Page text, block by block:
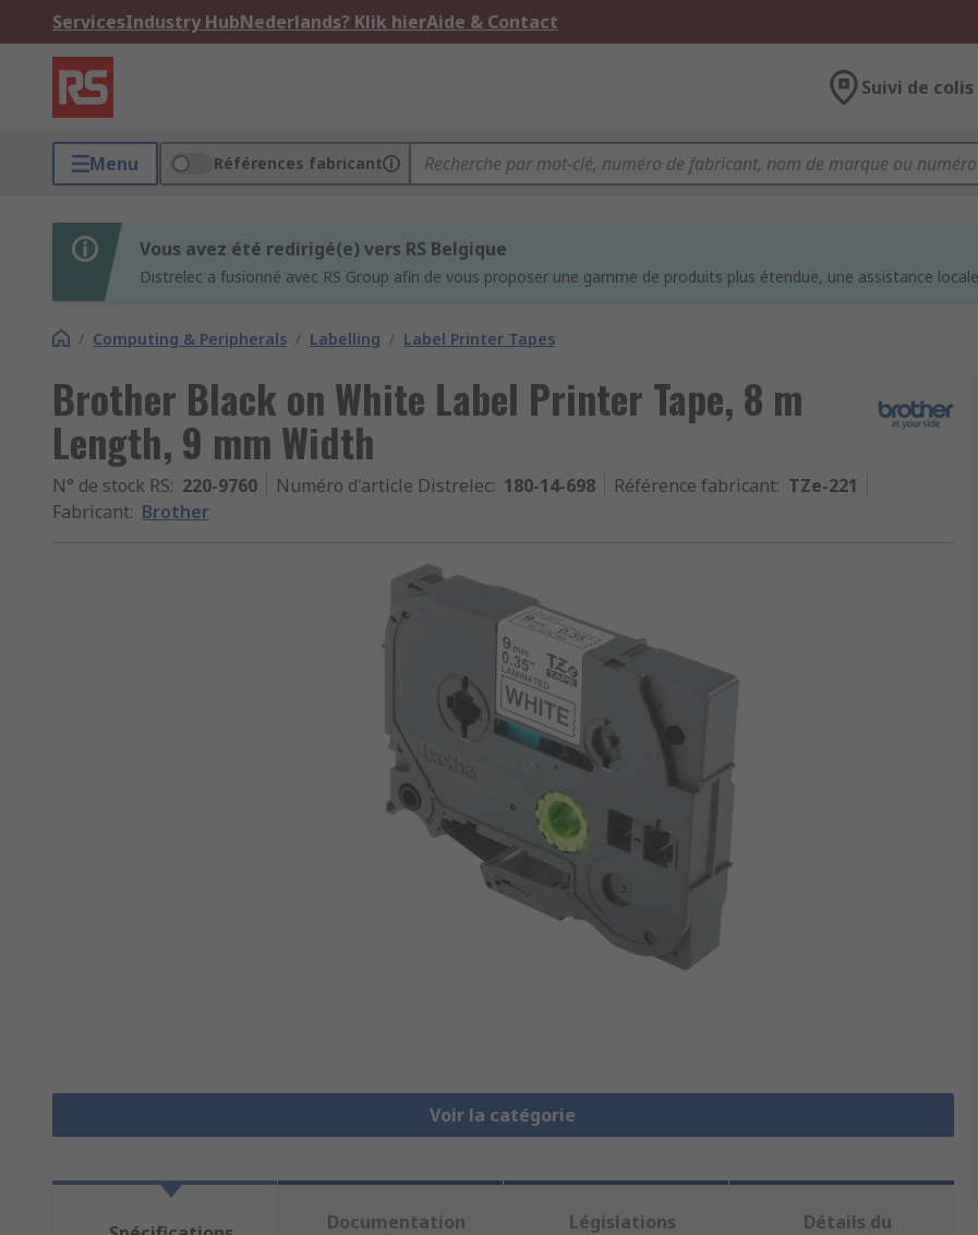
ServicesIndustry HubNederlands? Klik hierAide & Contact
Suivi de colis
Menu Références fabricant
Vous avez été redirigé(e) vers RS Belgique
Distrelec a fusionné avec RS Group afin de vous proposer une gamme de produits plus étendue, une assistance
/ Computing & Peripherals / Labelling / Label Printer Tapes
Brother Black on White Label Printer Tape, 8 m
Length, 9 mm Width
N° de stock RS: 220-9760 Numéro d'article Distrelec: 180-14-698 Référence fabricant: TZe-221
Fabricant: Brother
Voir la catégorie
Documentation
Législations
Détails du